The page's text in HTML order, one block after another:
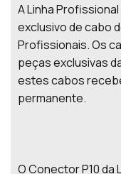
A Linha
exclusivo de cabo
Profissionais. Os
peças exclusivas
estes cabos
permanente.
O Conector P10 da